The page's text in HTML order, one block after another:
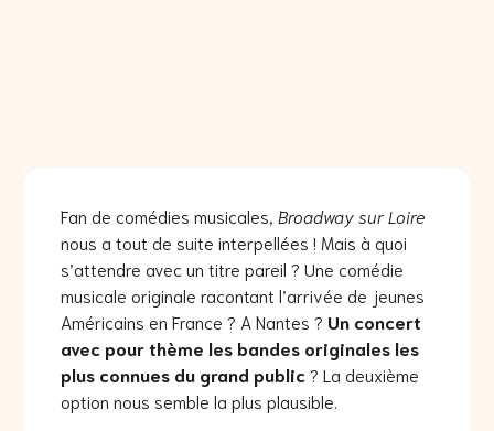
Fan de comédies musicales, Broadway sur Loire
nous a tout de suite interpellées ! Mais à quoi
s’attendre avec un titre pareil ? Une comédie
musicale originale racontant l’arrivée de jeunes
Américains en France ? A Nantes ? Un concert
avec pour thème les bandes originales les
plus connues du grand public ? La deuxième
option nous semble la plus plausible.